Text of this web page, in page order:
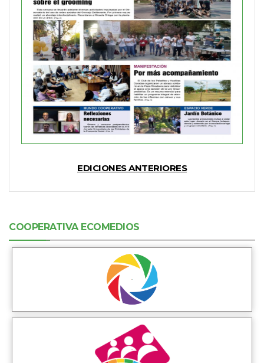
EDICIONES ANTERIORES
COOPERATIVA ECOMEDIOS